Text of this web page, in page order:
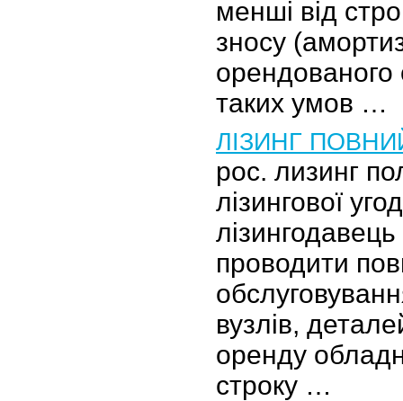
менші від
зносу
таких умов …
ЛІЗИНГ
рос. лизинг
лізингової
проводити
вузлів,
оренду
строку …